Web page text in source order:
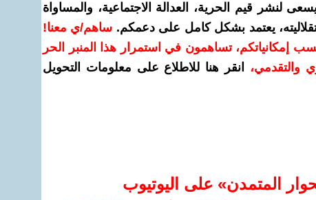
لنشر قيم الحرية، العدالة الاجتماعية، والمساواة
يعتمد بشكل كامل على دعمكم. ساهم/ي معنا!
أو أكثر حسب إمكانياتكم، تساهمون في استمرار هذا المنبر الحر
والتقدمي،
انقر هنا للاطلاع على معلومات التحويل
المتمدن» على اليوتيوب